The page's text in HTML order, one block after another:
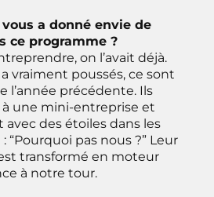
vous a donné envie de
ce programme ?
on l’avait déjà.
vraiment poussés, ce sont
l’année précédente. Ils
une mini-entreprise et
avec des étoiles dans les
“Pourquoi pas nous ?” Leur
transformé en moteur
à notre tour.